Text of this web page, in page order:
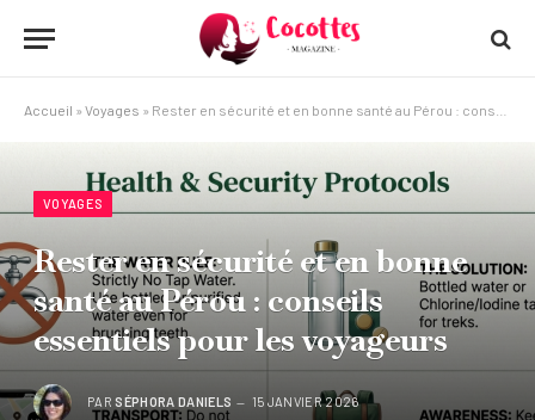
Accueil » Voyages » Rester en sécurité et en bonne santé au Pérou : conseils essentiels pour les voyageurs
VOYAGES
Rester en sécurité et en bonne
santé au Pérou : conseils
essentiels pour les voyageurs
PAR SÉPHORA DANIELS 15 JANVIER 2026